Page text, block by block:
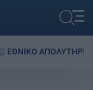
ΕΘΝΙΚΟ ΑΠΟΛΥΤΗΡΙΟ